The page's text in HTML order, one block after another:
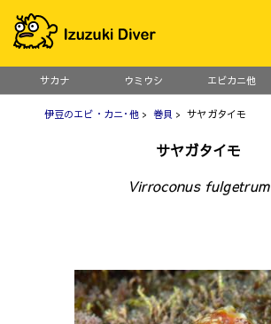
サカナ ウミウシ エビカニ他
伊豆のエビ・カニ･他> 巻貝 > サヤガタイモ
サヤガタイモ
Virroconus fulgetrum